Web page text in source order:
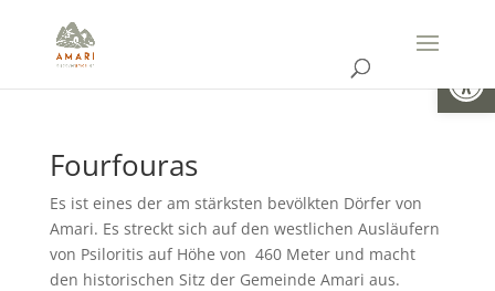
Fourfouras
Es ist eines der am stärksten bevölkten Dörfer von
Amari. Es streckt sich auf den westlichen Ausläufern
von Psiloritis auf Höhe von 460 Meter und macht
den historischen Sitz der Gemeinde Amari aus.